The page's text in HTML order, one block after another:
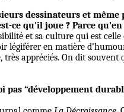
dessinateurs et
qu'il joue ? Parce
et sa culture qui est
en matière
appréciés. On dit
“développement